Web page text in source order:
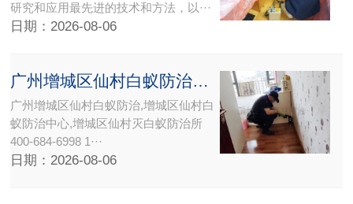
研究和应用最先进的技术和方法，以···
日期：2026-08-06
广州增城区仙村白蚁防治中心所灭白蚁公司【权威白蚁防治机构】携高端白蚁检测设备上门检查灭治
广州增城区仙村白蚁防治,增城区仙村白
蚁防治中心,增城区仙村灭白蚁防治所
400-684-6998 1···
日期：2026-08-06